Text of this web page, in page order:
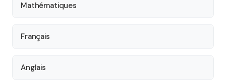
Mathématiques
Français
Anglais